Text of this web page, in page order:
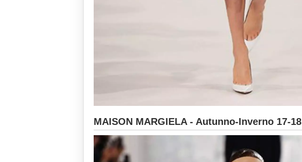
MAISON MARGIELA - Autunno-Inverno 17-18